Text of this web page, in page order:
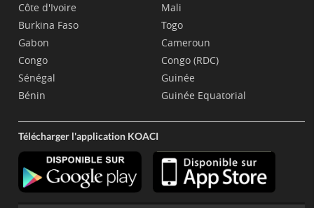
Côte d'Ivoire
Burkina Faso
Gabon
Congo
Sénégal
Bénin
Mali
Togo
Cameroun
Congo (RDC)
Guinée
Guinée Equatorial
Télécharger l'application KOACI